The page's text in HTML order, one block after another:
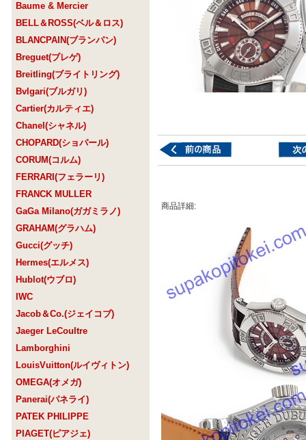
Baume & Mercier
BELL＆ROSS(ベル＆ロス)
BLANCPAIN(ブランパン)
Breguet(ブレゲ)
Breitling(ブライトリング)
Bvlgari(ブルガリ)
Cartier(カルティエ)
Chanel(シャネル)
CHOPARD(ショパール)
CORUM(コルム)
FERRARI(フェラーリ)
FRANCK MULLER
GaGa Milano(ガガミラノ)
GRAHAM(グラハム)
Gucci(グッチ)
Hermes(エルメス)
Hublot(ウブロ)
IWC
Jacob＆Co.(ジェイコブ)
Jaeger LeCoultre
Lamborghini
LouisVuitton(ルイヴィトン)
OMEGA(オメガ)
Panerai(パネライ)
PATEK PHILIPPE
PIAGET(ピアジェ)
商品詳細: